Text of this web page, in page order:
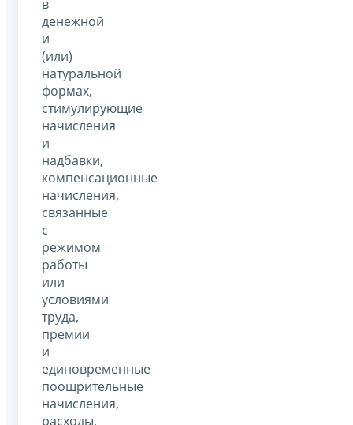
в
денежной
и
(или)
натуральной
формах,
стимулирующие
начисления
и
надбавки,
компенсационные
начисления,
связанные
с
режимом
работы
или
условиями
труда,
премии
и
единовременные
поощрительные
начисления,
расходы,